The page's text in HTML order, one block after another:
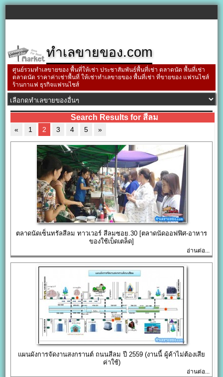
ทำเลขายของ.com
ศูนย์รวมทำเลขายของ พื้นที่ให้เช่า ประชาสัมพันธ์พื้นที่เช่า ตลาดนัด พื้นที่เช่า
ตลาดนัด ราคาค่าเช่าพื้นที่ ให้เช่าทำเลขายของ พื้นที่เช่า ที่ขายของ แฟรนไชส์
ร้านกาแฟ ธุรกิจแฟรนไชส์
Search Results for สีลม
« 1 2 3 4 5 »
ตลาดนัดเซ็นทรัลสีลม ทาวเวอร์ สีลมซอย.30 [ตลาดนัดออฟฟิศ-อาหาร
ของใช้เบ็ดเตล็ด]
อ่านต่อ...
แผนผังการจัดงานสงกรานต์ ถนนสีลม ปี 2559 (งานนี้ ผู้ค้าไม่ต้องเสีย
ค่าใช้)
อ่านต่อ...